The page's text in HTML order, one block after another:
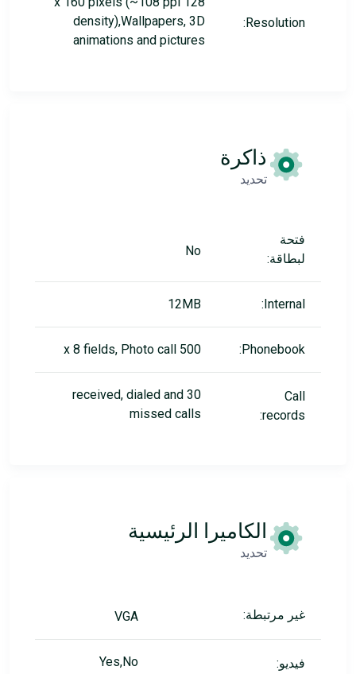
Resolution:
density),Wallpapers, 3D
animations and pictures
ذاكرة
تحديد
فتحة
لبطاقة:
No
Internal:
12MB
Phonebook:
500 x 8 fields, Photo call
Call
records:
30 received, dialed and
missed calls
الكاميرا الرئيسية
تحديد
غير مرتبطة: VGA
فيديو: Yes,No